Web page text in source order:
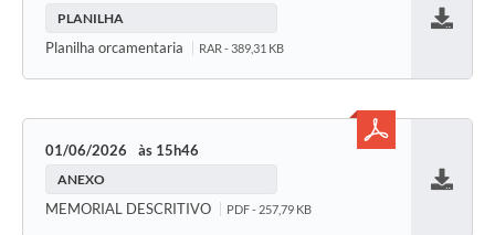
PLANILHA
Planilha orcamentaria RAR - 389,31 KB
01/06/2026 15h46
ANEXO
MEMORIAL DESCRITIVO PDF - 257,79 KB